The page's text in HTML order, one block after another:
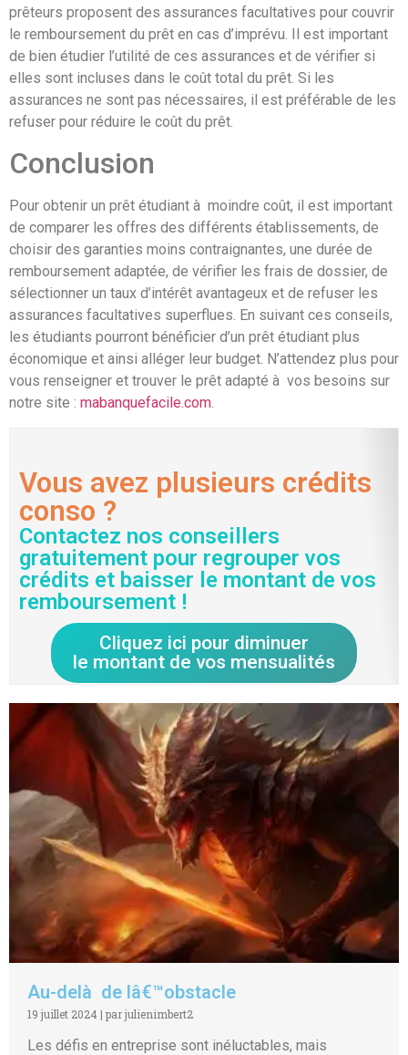
prêteurs proposent des assurances facultatives pour couvrir
le remboursement du prêt en cas d’imprévu. Il est important
de bien étudier l’utilité de ces assurances et de vérifier si
elles sont incluses dans le coût total du prêt. Si les
assurances ne sont pas nécessaires, il est préférable de les
refuser pour réduire le coût du prêt.
Conclusion
Pour obtenir un prêt étudiant à moindre coût, il est important
de comparer les offres des différents établissements, de
choisir des garanties moins contraignantes, une durée de
remboursement adaptée, de vérifier les frais de dossier, de
sélectionner un taux d’intérêt avantageux et de refuser les
assurances facultatives superflues. En suivant ces conseils,
les étudiants pourront bénéficier d’un prêt étudiant plus
économique et ainsi alléger leur budget. N’attendez plus pour
vous renseigner et trouver le prêt adapté à vos besoins sur
notre site : mabanquefacile.com.
Vous avez plusieurs crédits
conso ?
Contactez nos conseillers
gratuitement pour regrouper vos
crédits et baisser le montant de vos
remboursement !
Cliquez ici pour diminuer
le montant de vos mensualités
Au-delà de lâ€™obstacle
19 juillet 2024 | par julienimbert2
Les défis en entreprise sont inéluctables, mais